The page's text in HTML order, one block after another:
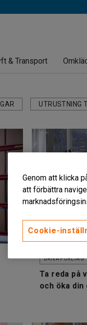
& Transport
UTRUSTNING
DRIVA FÖRETAG
Ta reda på
och öka din
Genom att klicka
att förbättra
Cookie-